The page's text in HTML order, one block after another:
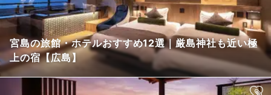
宮島の旅館・ホテルおすすめ12選｜厳島神社も近い極
上の宿【広島】